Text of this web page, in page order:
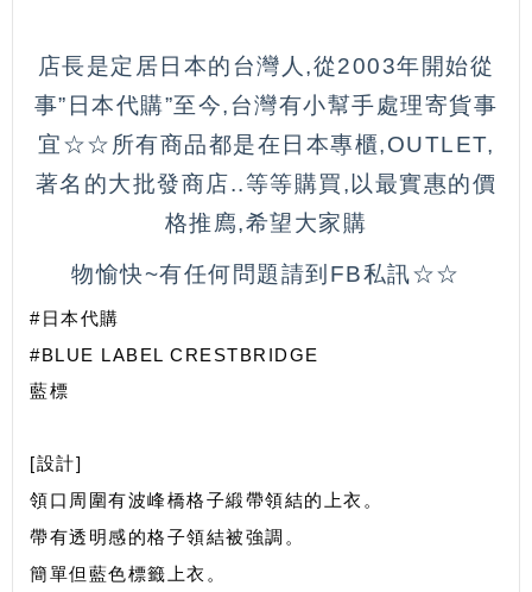
店長是定居日本的台灣人,從2003年開始從
事”日本代購”至今,台灣有小幫手處理寄貨事
宜☆☆所有商品都是在日本專櫃,OUTLET,
著名的大批發商店..等等購買,以最實惠的價
格推廌,希望大家購
物愉快~有任何問題請到FB私訊☆☆
#日本代購
#BLUE LABEL CRESTBRIDGE
藍標
[設計]
領口周圍有波峰橋格子緞帶領結的上衣。
帶有透明感的格子領結被強調。
簡單但藍色標籤上衣。